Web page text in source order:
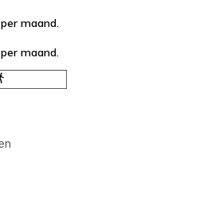
per maand.
per maand.